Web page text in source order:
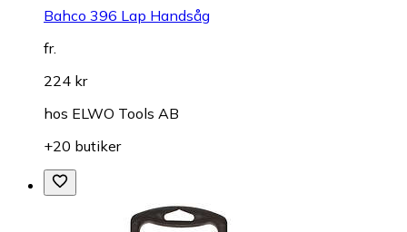
Bahco 396 Lap Handsåg
fr.
224 kr
hos ELWO Tools AB
+20 butiker